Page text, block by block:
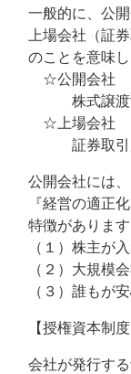
一般的に、公開
上場会社（証券
のことを意味し
☆公開会社
株式譲渡制
☆上場会社
証券取引所
公開会社には、
『経営の適正化
特徴があります
（１）株主が入
（２）大規模会
（３）誰もが安
【授権資本制度
会社が発行する